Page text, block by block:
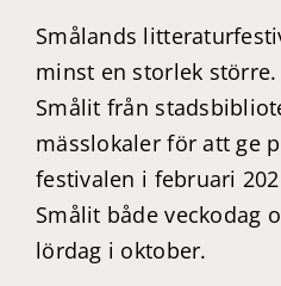
Smålands
minst en storlek
Smålit från
mässlokaler för att ge
festivalen i februari
Smålit både veckodag
lördag i oktober.